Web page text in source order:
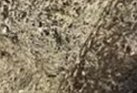
Rode Schoentjes — creatieve
en regisseur van